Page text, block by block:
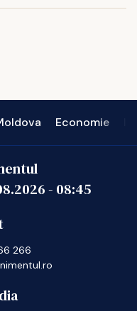
Economie
- 08:45
266